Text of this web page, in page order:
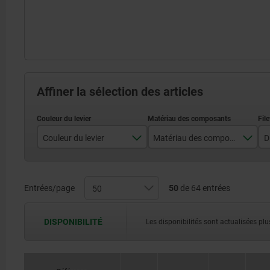
Affiner la sélection des articles
Couleur du levier
rouge traffic RAL 3020 acier inoxydable
D
Entrées/page 50 de 64 entrées
DISPONIBILITÉ Les disponibilités sont actualisées